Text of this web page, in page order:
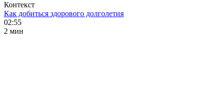
Контекст
Как добиться здорового долголетия
02:55
2 мин